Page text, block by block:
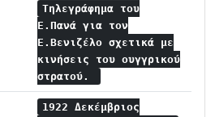
Τηλεγράφημα του
Ε.Πανά για τον
Ε.Βενιζέλο σχετικά με
κινήσεις του ουγγρικού
στρατού.
1922 Δεκέμβριος